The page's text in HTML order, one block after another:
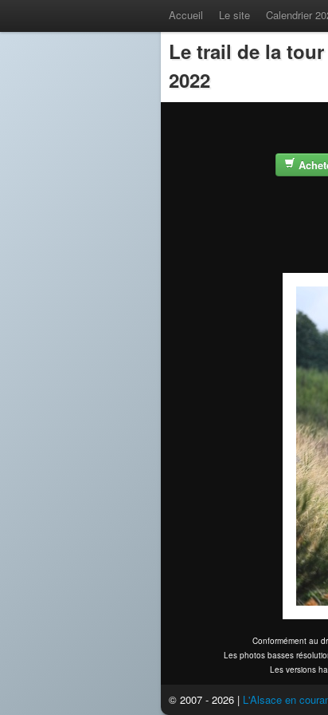
Accueil Le site Calendrier
Le trail de la
2022
Conformément au
Les photos basses
Les versions
© 2007 - 2026 | L'Alsace en